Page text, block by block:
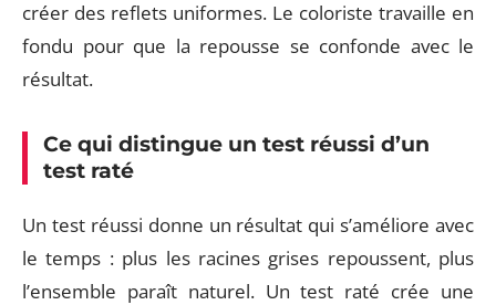
créer des reflets uniformes. Le coloriste travaille en
fondu pour que la repousse se confonde avec le
résultat.
Ce qui distingue un test réussi d’un
test raté
Un test réussi donne un résultat qui s’améliore avec
le temps : plus les racines grises repoussent, plus
l’ensemble paraît naturel. Un test raté crée une